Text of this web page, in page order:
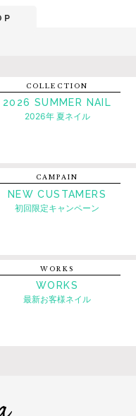
COLLECTION
2026 SUMMER NAIL
2026年 夏ネイル
CAMPAIN
NEW CUSTAMERS
初回限定キャンペーン
WORKS
WORKS
最新お客様ネイル